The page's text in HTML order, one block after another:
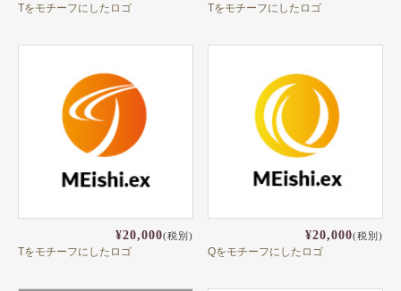
Tをモチーフにしたロゴ Tをモチーフにしたロゴ
¥20,000(税別)
Tをモチーフにしたロゴ
¥20,000(税別)
Qをモチーフにしたロゴ